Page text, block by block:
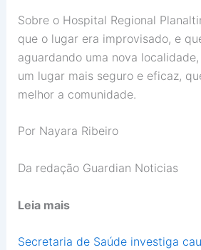
Sobre o Hospital Regional
que o lugar era improvisado, e
aguardando uma nova
um lugar mais seguro e eficaz,
melhor a comunidade.
Por Nayara Ribeiro
Da redação Guardian Noticias
Leia mais
Secretaria de Saúde investiga